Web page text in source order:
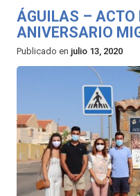
ÁGUILAS – ACTO
ANIVERSARIO
Publicado en julio 13, 2020